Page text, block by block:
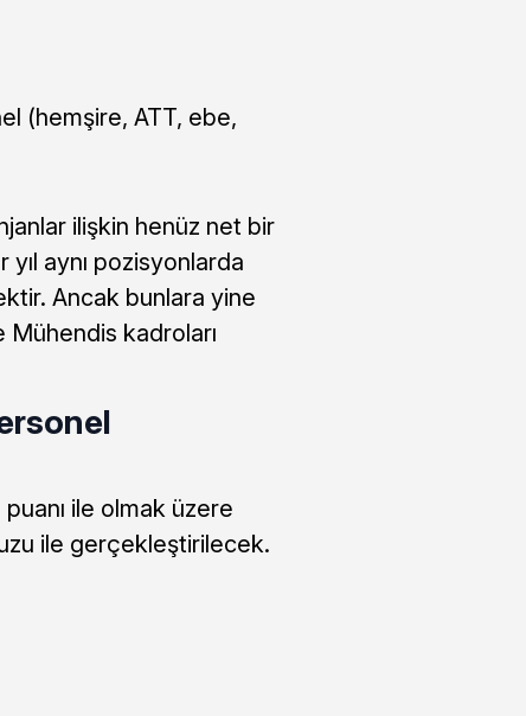
(hemşire, ATT, ebe,
ilişkin henüz net bir
yıl aynı pozisyonlarda
Ancak bunlara yine
kadroları
ile olmak üzere
ile gerçekleştirilecek.